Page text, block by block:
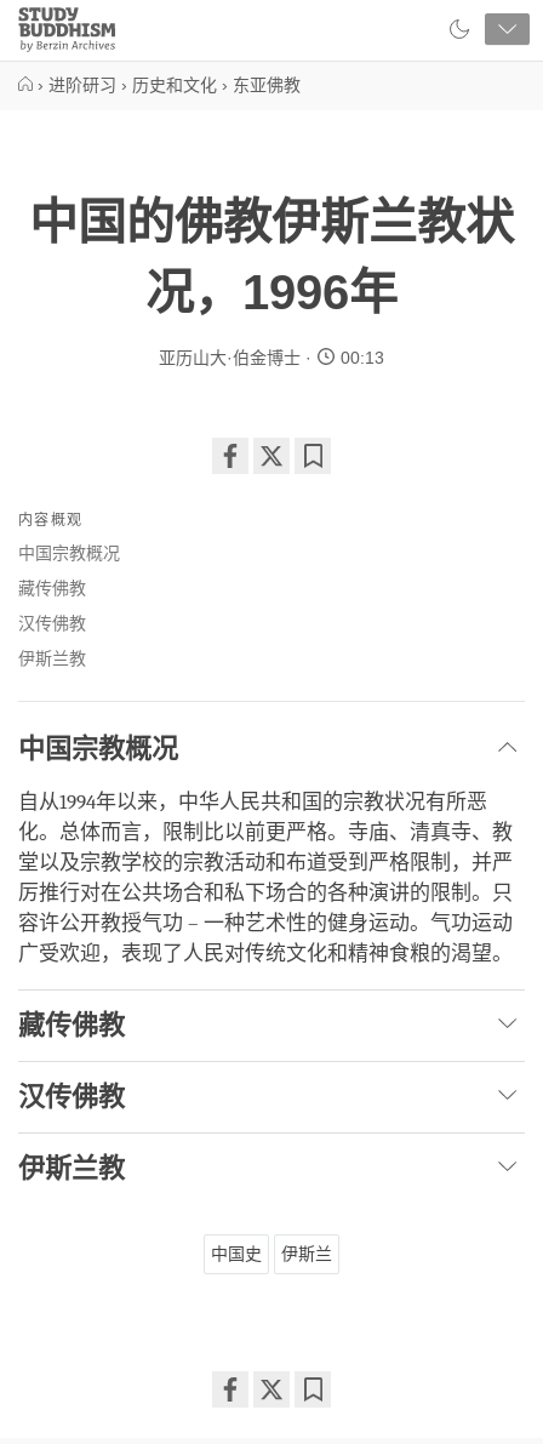
Close
Study
Buddhism
› 进阶研习 › 历史和文化 › 东亚佛教
中国的佛教伊斯兰教状
况，1996年
亚历山大·伯金博士 00:13
内容概观
中国宗教概况
藏传佛教
汉传佛教
伊斯兰教
中国宗教概况
自从1994年以来，中华人民共和国的宗教状况有所恶
化。总体而言，限制比以前更严格。寺庙、清真寺、教
堂以及宗教学校的宗教活动和布道受到严格限制，并严
厉推行对在公共场合和私下场合的各种演讲的限制。只
容许公开教授气功 – 一种艺术性的健身运动。气功运动
广受欢迎，表现了人民对传统文化和精神食粮的渴望。
藏传佛教
汉传佛教
伊斯兰教
中国史 伊斯兰